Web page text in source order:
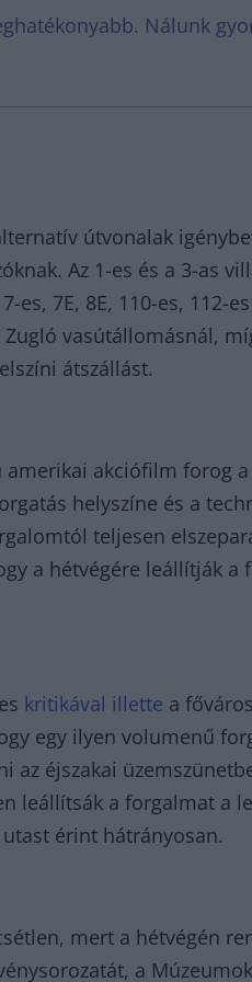
Nálunk
útvonalak
Az 1-es és a 3-as
7E, 8E, 110-es, 112-es
vasútállomásnál,
átszállást.
akciófilm forog a
helyszíne és a
teljesen
a hétvégére leállítják a
kritikával illette a
egy ilyen volumenű
éjszakai
leállítsák a forgalmat a
érint hátrányosan.
mert a hétvégén
a